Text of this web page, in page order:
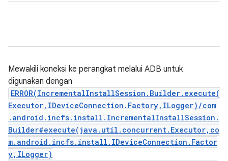
Mewakili koneksi ke perangkat melalui ADB untuk
digunakan dengan
ERROR(IncrementalInstallSession.Builder.execute(
Executor,IDeviceConnection.Factory,ILogger)/com
.android.incfs.install.IncrementalInstallSession.
Builder#execute(java.util.concurrent.Executor,co
m.android.incfs.install.IDeviceConnection.Factor
y,ILogger)